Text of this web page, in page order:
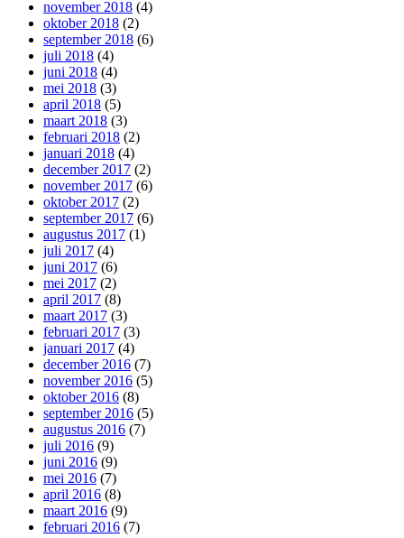
november 2018 (4)
oktober 2018 (2)
september 2018 (6)
juli 2018 (4)
juni 2018 (4)
mei 2018 (3)
april 2018 (5)
maart 2018 (3)
februari 2018 (2)
januari 2018 (4)
december 2017 (2)
november 2017 (6)
oktober 2017 (2)
september 2017 (6)
augustus 2017 (1)
juli 2017 (4)
juni 2017 (6)
mei 2017 (2)
april 2017 (8)
maart 2017 (3)
februari 2017 (3)
januari 2017 (4)
december 2016 (7)
november 2016 (5)
oktober 2016 (8)
september 2016 (5)
augustus 2016 (7)
juli 2016 (9)
juni 2016 (9)
mei 2016 (7)
april 2016 (8)
maart 2016 (9)
februari 2016 (7)